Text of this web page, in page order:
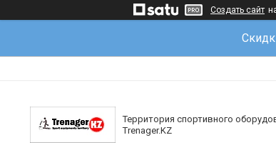
Создать сайт
Территория спортивного
Trenager.KZ